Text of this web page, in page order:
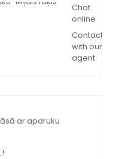
Chat
online
Contact
with our
agent
ar apdruku